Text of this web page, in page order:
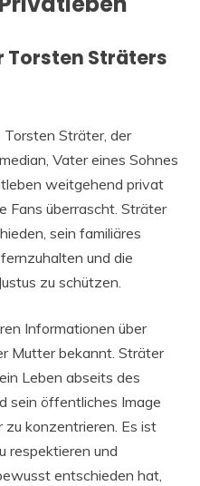
Sträters
Torsten Sträter, der
Vater eines Sohnes
weitgehend privat
Fans überrascht. Sträter
sein familiäres
und die
zu schützen.
Informationen über
Mutter bekannt. Sträter
Leben abseits des
sein öffentliches Image
zu konzentrieren. Es ist
respektieren und
entschieden hat,